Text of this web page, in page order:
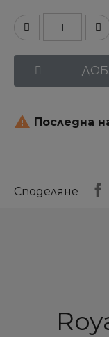
 Последна
Споделяне